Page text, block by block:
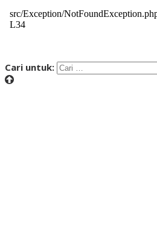
Cari untuk: